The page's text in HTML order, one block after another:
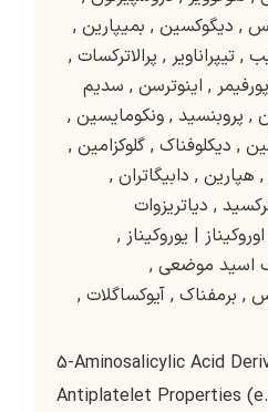
, دیگوکسین , بمیپارین ,
, تیپراناویر , پرالاترکسات ,
پورفیمر , اینوترسن , سدیم
, پروبنسید , ونکومایسین ,
, دیکلوفناک , گلوکزامین ,
, هپارین , دابیگاتران ,
, دیاتریزوات
اوروکیناز | یوروکیناز ,
اسید موضعی ,
, برمفناک , آیوکساگلات ,
5-Aminosalicylic Acid
Antiplatelet Properties